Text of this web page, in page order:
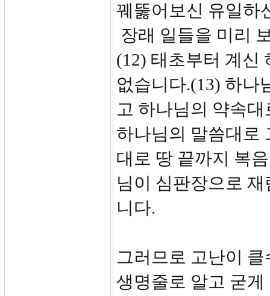
꿰뚫어보신 유일하
장래 일들을 미리
(12) 태초부터 계신
없습니다.(13) 하나
고 하나님의 약속
하나님의 말씀대로
대로 땅 끝까지 복
님이 심판장으로
니다.
그러므로 고난이
생명줄로 알고 굳